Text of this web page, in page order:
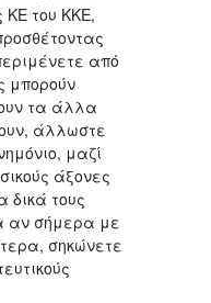
ΚΕ του ΚΚΕ,
από
μπορούν
τα άλλα
άλλωστε
μαζί
άξονες
δικά τους
αν σήμερα με
σηκώνετε